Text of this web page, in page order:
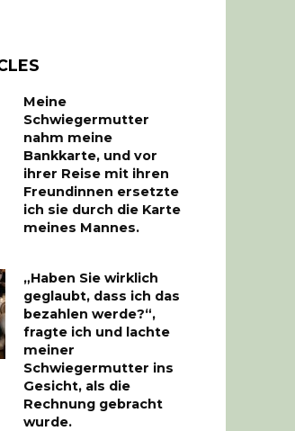
Meine
Schwiegermutter
nahm meine
Bankkarte, und vor
ihrer Reise mit ihren
Freundinnen ersetzte
ich sie durch die Karte
meines Mannes.
„Haben Sie wirklich
geglaubt, dass ich das
bezahlen werde?“,
fragte ich und lachte
meiner
Schwiegermutter ins
Gesicht, als die
Rechnung gebracht
wurde.